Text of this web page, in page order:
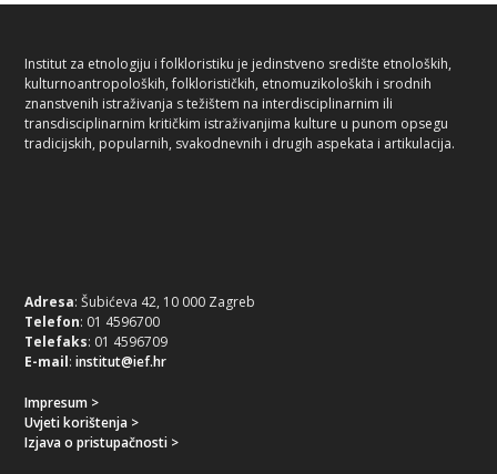
Institut za etnologiju i folkloristiku je jedinstveno središte etnoloških,
kulturnoantropoloških, folklorističkih, etnomuzikoloških i srodnih
znanstvenih istraživanja s težištem na interdisciplinarnim ili
transdisciplinarnim kritičkim istraživanjima kulture u punom opsegu
tradicijskih, popularnih, svakodnevnih i drugih aspekata i artikulacija.
Adresa: Šubićeva 42, 10 000 Zagreb
Telefon: 01 4596700
Telefaks: 01 4596709
E-mail:institut@ief.hr
Impresum >
Uvjeti korištenja >
Izjava o pristupačnosti >